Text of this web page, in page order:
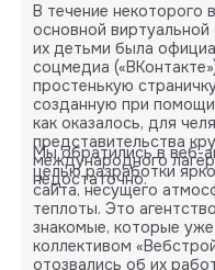
В течение некоторого
основной
их детьми была
соцмедиа
простенькую
созданную при
как оказалось, для
представительства
международного
недостаточно.
Мы обратились в веб-
целью разработки
сайта, несущего
теплоты. Это
знакомые, которые
коллективом
отозвались об их